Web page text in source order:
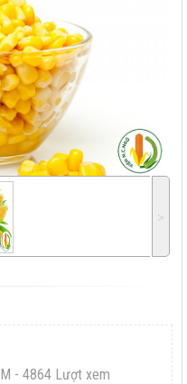
˃
- 4864 Lượt xem